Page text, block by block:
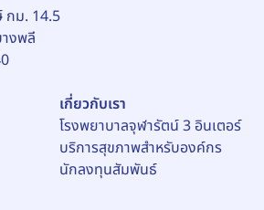
กม. 14.5
งพลี
เกี่ยวกับเรา
โรงพยาบาลจุฬารัตน์ 3 อินเตอร์
บริการสุขภาพสำหรับองค์กร
นักลงทุนสัมพันธ์